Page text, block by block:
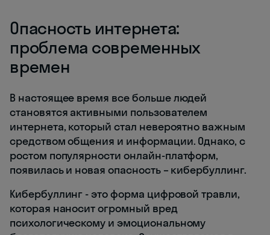
Опасность интернета:
проблема современных
времен
В настоящее время все больше людей
становятся активными пользователем
интернета, который стал невероятно важным
средством общения и информации. Однако, с
ростом популярности онлайн-платформ,
появилась и новая опасность – кибербуллинг.
Кибербуллинг - это форма цифровой травли,
которая наносит огромный вред
психологическому и эмоциональному